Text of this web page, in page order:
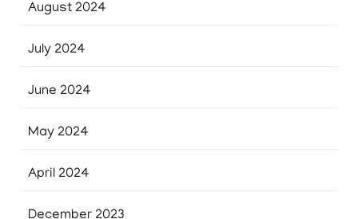
August 2024
July 2024
June 2024
May 2024
April 2024
December 2023